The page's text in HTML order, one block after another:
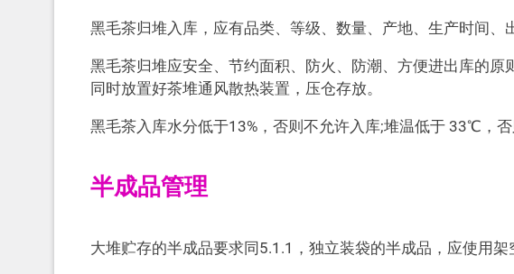
黑毛茶归堆入库，应有品类、等级、数量、产地、生产时间、
黑毛茶归堆应安全、节约面积、防火、防潮、方便进出库的原
同时放置好茶堆通风散热装置，压仓存放。
黑毛茶入库水分低于13%，否则不允许入库;堆温低于 33℃，否
半成品管理
大堆贮存的半成品要求同5.1.1，独立装袋的半成品，应使用架